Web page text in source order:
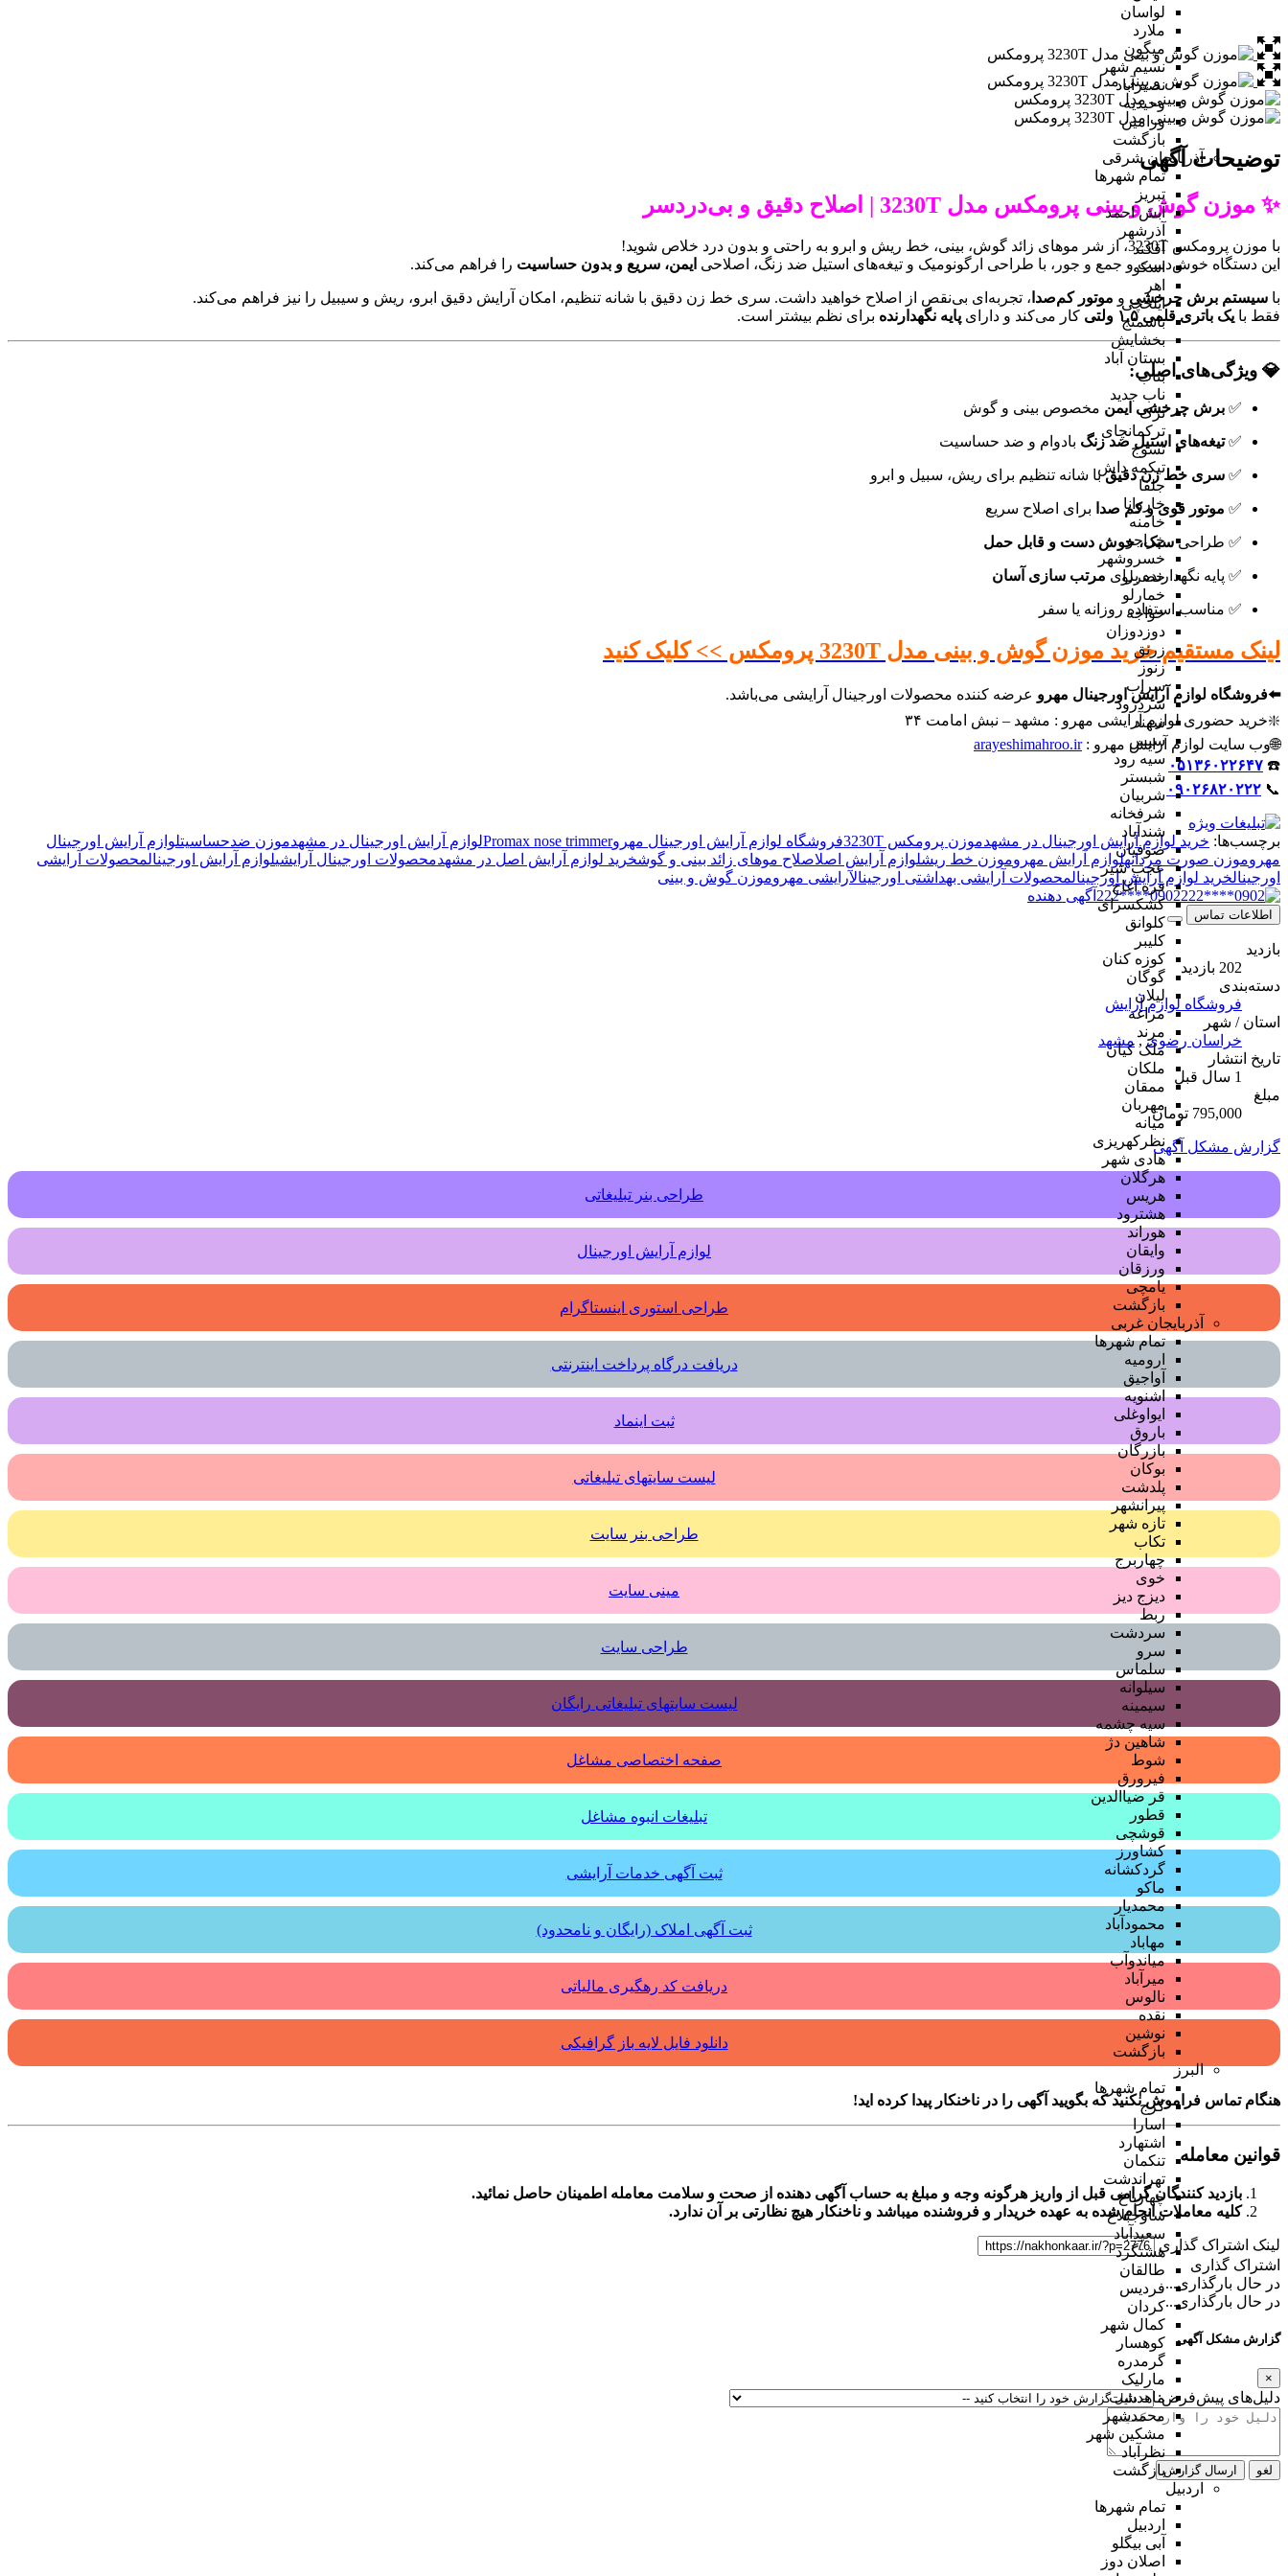
لواسان
ملارد
میگون
نسیم شهر
نصیرآباد
وحیدیه
ورامین
بازگشت
آذربایجان شرقی
تمام شهر‌ها
تبریز
آبش احمد
آذرشهر
آقکند
اسکو
اهر
ایلخچی
باسمنج
بخشایش
بستان آباد
بناب
ناب جدید
ترک
ترکمانچای
تسوج
تیکمه داش
جلفا
خاروانا
خامنه
خراجو
خسروشهر
خضرلو
خمارلو
خواجه
دوزدوزان
زرنق
زنوز
سراب
سردرود
سهند
سیس
سیه رود
شبستر
شربیان
شرفخانه
شندآباد
صوفیان
عجب شیر
قره آغاج
کشکسرای
کلوانق
کلیبر
کوزه کنان
گوگان
لیلان
مراغه
مرند
ملک کیان
ملکان
ممقان
مهربان
میانه
نظرکهریزی
هادی شهر
هرگلان
هریس
هشترود
هوراند
وایقان
ورزقان
یامچی
بازگشت
آذربایجان غربی
تمام شهر‌ها
ارومیه
آواجیق
اشنویه
ایواوغلی
باروق
بازرگان
بوکان
پلدشت
پیرانشهر
تازه شهر
تکاب
چهاربرج
خوی
دیزج دیز
ربط
سردشت
سرو
سلماس
سیلوانه
سیمینه
سیه چشمه
شاهین دژ
شوط
فیرورق
قر ضیاالدین
قطور
قوشچی
کشاورز
گردکشانه
ماکو
محمدیار
محمودآباد
مهاباد
میاندوآب
میرآباد
نالوس
نقده
نوشین
بازگشت
البرز
تمام شهر‌ها
کرج
اسارا
اشتهارد
تنکمان
تهراندشت
چهارباغ
ساوجبلاغ
سعیدآباد
هشتگرد
طالقان
فردیس
کردان
کمال شهر
کوهسار
گرمدره
مارلیک
ماهدشت
محمدشهر
مشکین شهر
نظرآباد
بازگشت
اردبیل
تمام شهر‌ها
اردبیل
آبی بیگلو
اصلان دوز
توضیحات آگهی
✨ موزن گوش و بینی پرومکس مدل 3230T | اصلاح دقیق و بی‌دردسر
با موزن پرومکس 3230T، از شر موهای زائد گوش، بینی، خط ریش و ابرو به راحتی و بدون درد خلاص شوید!
این دستگاه خوش‌دست و جمع‌ و جور، با طراحی ارگونومیک و تیغه‌های استیل ضد زنگ، اصلاحی ایمن، سریع و بدون حساسیت را فراهم می‌کند.
با سیستم برش چرخشی و موتور کم‌صدا ، تجربه‌ای بی‌نقص از اصلاح خواهید داشت. سری خط‌ زن دقیق با شانه تنظیم، امکان آرایش دقیق ابرو، ریش و سیبیل را نیز فراهم می‌کند.
فقط با یک باتری قلمی ۱.۵ ولتی کار می‌کند و دارای پایه نگهدارنده برای نظم بیشتر است.
💎 ویژگی‌های اصلی:
✅ برش چرخشی ایمن مخصوص بینی و گوش
✅تیغه‌های استیل ضد زنگ بادوام و ضد حساسیت
✅ سری خط‌ زن دقیقبا شانه تنظیم برای ریش، سبیل و ابرو
✅ موتور قوی و کم صدا برای اصلاح سریع
✅ طراحیسبک، خوش دست و قابل حمل
✅ پایه نگهدارنده برای مرتب سازی آسان
✅ مناسب استفاده روزانه یا سفر
لینک مستقیم خرید موزن گوش و بینی مدل 3230T پرومکس >> کلیک کنید
⬅️فروشگاه لوازم آرایش اورجینال مهرو عرضه کننده محصولات اورجینال آرایشی می‌باشد.
❇️خرید حضوری لوازم آرایشی مهرو : مشهد – نبش امامت ۳۴
🌐وب سایت لوازم آرایش مهرو :arayeshimahroo.ir
☎️ ۰۵۱۳۶۰۲۲۶۴۷
📞 ۰۹۰۲۶۸۲۰۲۲۲
برچسب‌ها: خرید لوازم آرایش اورجینال در مشهدموزن پرومکس 3230T فروشگاه لوازم آرایش اورجینال مهروPromax nose trimmerلوازم آرایش اورجینال در مشهدموزن ضدحساسیتلوازم آرایش اورجینال
مهروموزن صورت مردانهلوازم آرایش مهروموزن خط ریشلوازم آرایش اصلاصلاح موهای زائد بینی و گوشخرید لوازم آرایش اصل در مشهدمحصولات اورجینال آرایشیلوازم آرایش اورجینالمحصولات آرایشی
اورجینالخرید لوازم آرایش اورجینالمحصولات آرایشی بهداشتی اورجینالآرایشی مهروموزن گوش و بینی
0902****222
آگهی دهنده
اطلاعات تماس
بازدید
202 بازدید
دسته‌بندی
فروشگاه لوازم آرایش
استان / شهر
خراسان رضوی,مشهد
تاریخ انتشار
1 سال قبل
مبلغ
795,000 تومان
گزارش مشکل آگهی
طراحی بنر تبلیغاتی
لوازم آرایش اورجینال
طراحی استوری اینستاگرام
دریافت درگاه پرداخت اینترنتی
ثبت اینماد
لیست سایتهای تبلیغاتی
طراحی بنر سایت
مینی سایت
طراحی سایت
لیست سایتهای تبلیغاتی رایگان
صفحه اختصاصی مشاغل
تبلیغات انبوه مشاغل
ثبت آگهی خدمات آرایشی
ثبت آگهی املاک (رایگان و نامحدود)
دریافت کد رهگیری مالیاتی
دانلود فایل لایه باز گرافیکی
هنگام تماس فراموش نکنید که بگویید آگهی را در ناخنکار پیدا کرده اید!
قوانین معامله
بازدید کنندگان گرامی قبل از واریز هرگونه وجه و مبلغ به حساب آگهی دهنده از صحت و سلامت معامله اطمینان حاصل نمائید.
کلیه معاملات انجام شده به عهده خریدار و فروشنده میباشد و ناخنکار هیچ نظارتی بر آن ندارد.
لینک اشتراک گذاری
اشتراک گذاری
در حال بارگذاری...
در حال بارگذاری...
گزارش مشکل آگهی
×
دلیل‌های پیش‌فرض:
لغو ارسال گزارش